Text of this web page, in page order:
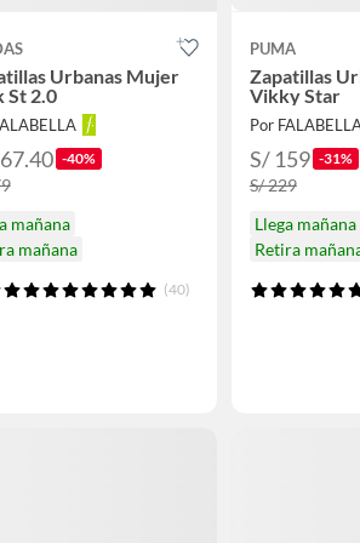
Urbanas Mujer
St 2.0
-40%
mañana
mañana
(40)
PUMA
Zapatillas
Vikky Star
Por
S/ 159 -31%
S/ 229
Llega mañana
Retira